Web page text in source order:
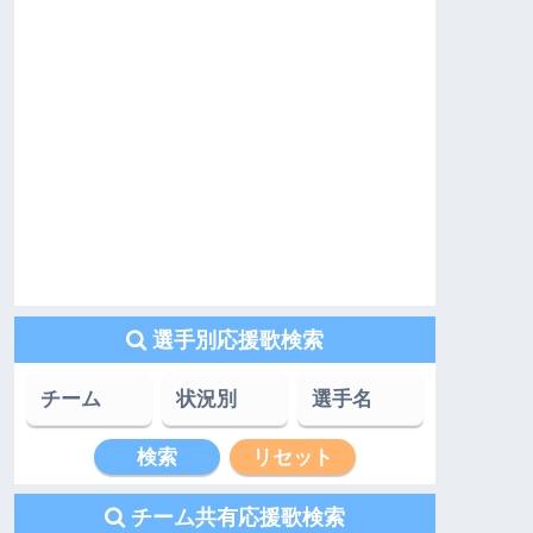
選手別応援歌検索
チーム共有応援歌検索